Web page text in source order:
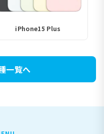
iPhone15 Plus
一覧へ